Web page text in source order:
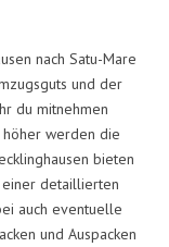
nach Satu-Mare
und der
du mitnehmen
werden die
bieten
detaillierten
auch eventuelle
und Auspacken